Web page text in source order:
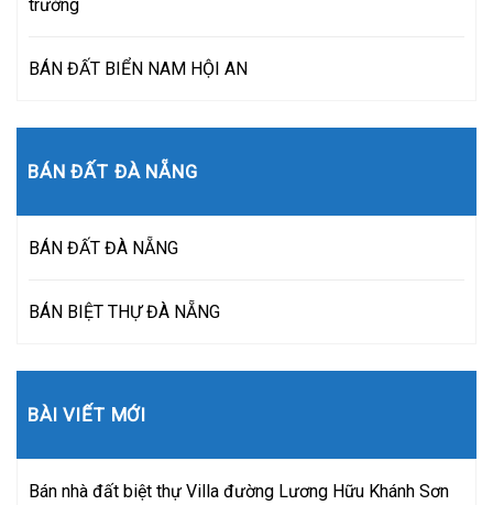
trường
BÁN ĐẤT BIỂN NAM HỘI AN
BÁN ĐẤT ĐÀ NẴNG
BÁN ĐẤT ĐÀ NẴNG
BÁN BIỆT THỰ ĐÀ NẴNG
BÀI VIẾT MỚI
Bán nhà đất biệt thự Villa đường Lương Hữu Khánh Sơn